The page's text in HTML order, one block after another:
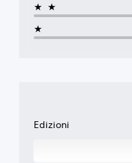
★★
★
Edizioni